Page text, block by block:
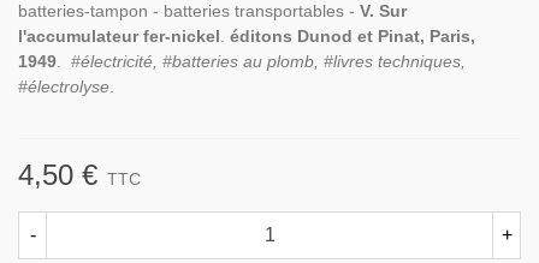
batteries-tampon - batteries transportables - V. Sur
l'accumulateur fer-nickel éditons Dunod et Pinat, Paris,
1949
#électricité, #batteries au plomb, #livres techniques,
#électrolyse
4,50 € TTC
- +